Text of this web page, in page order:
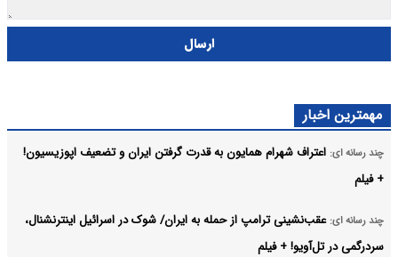
ارسال
مهمترین اخبار
چند رسانه ای: اعتراف شهرام همایون به قدرت گرفتن ایران و تضعیف اپوزیسیون!
+ فیلم
چند رسانه ای: عقب‌نشینی ترامپ از حمله به ایران/ شوک در اسرائیل اینترنشنال،
سردرگمی در تل‌آویو! + فیلم